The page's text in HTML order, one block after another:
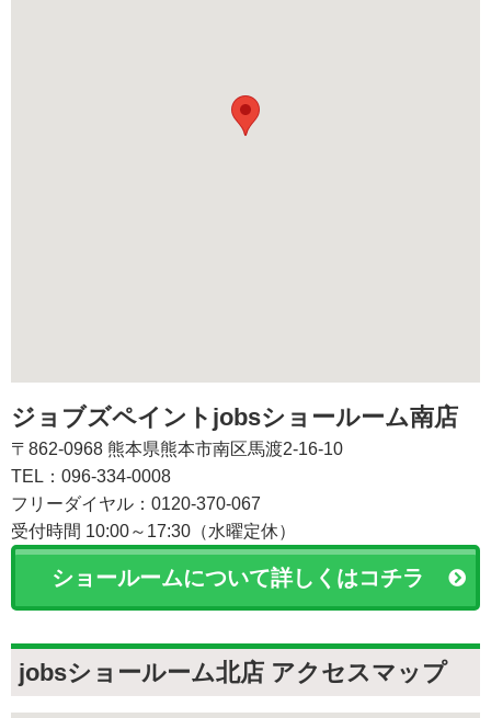
ジョブズペイントjobsショールーム南店
〒862-0968 熊本県熊本市南区馬渡2-16-10
TEL：096-334-0008
フリーダイヤル：0120-370-067
受付時間 10:00～17:30（水曜定休）
ショールームについて詳しくはコチラ
jobsショールーム北店 アクセスマップ